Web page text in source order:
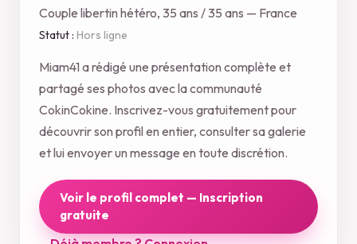
Couple libertin hétéro, 35 ans / 35 ans — France
Statut : Hors ligne
Miam41 a rédigé une présentation complète et
partagé ses photos avec la communauté
CokinCokine. Inscrivez-vous gratuitement pour
découvrir son profil en entier, consulter sa galerie
et lui envoyer un message en toute discrétion.
Voir le profil complet — Inscription
gratuite